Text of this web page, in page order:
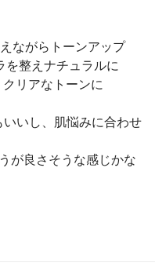
ながらトーンアップ
を整えナチュラルに
リアなトーンに
いし、肌悩みに合わせ
が良さそうな感じかな